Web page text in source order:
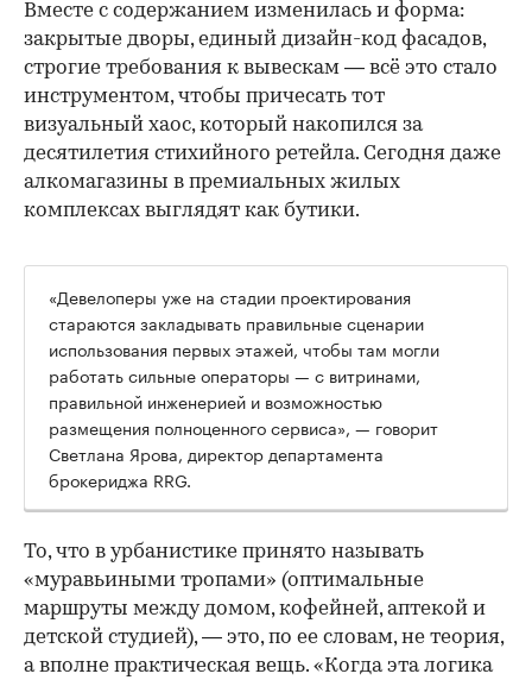
Вместе с содержанием изменилась и форма:
закрытые дворы, единый дизайн-код фасадов,
строгие требования к вывескам — всё это стало
инструментом, чтобы причесать тот
визуальный хаос, который накопился за
десятилетия стихийного ретейла. Сегодня даже
алкомагазины в премиальных жилых
комплексах выглядят как бутики.
00:00
«Девелоперы уже на стадии проектирования
стараются закладывать правильные сценарии
использования первых этажей, чтобы там могли
работать сильные операторы — с витринами,
правильной инженерией и возможностью
размещения полноценного сервиса», — говорит
Светлана Ярова, директор департамента
брокериджа RRG.
То, что в урбанистике принято называть
«муравьиными тропами» (оптимальные
маршруты между домом, кофейней, аптекой и
детской студией), — это, по ее словам, не теория,
а вполне практическая вещь. «Когда эта логика